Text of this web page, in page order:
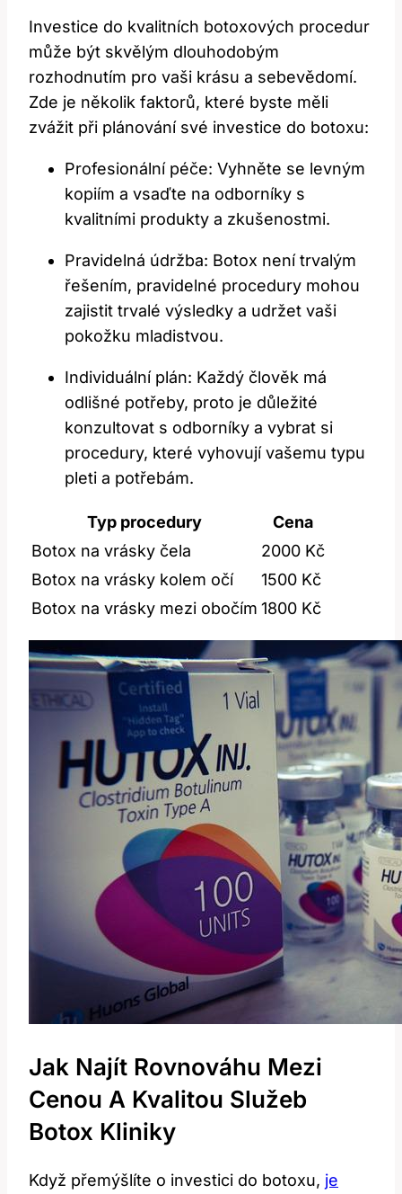
Investice do kvalitních botoxových procedur
může být skvělým dlouhodobým
rozhodnutím pro vaši krásu a sebevědomí.
Zde je několik faktorů, které byste měli
zvážit při plánování své investice do botoxu:
Profesionální péče: Vyhněte se levným
kopiím a vsaďte na odborníky s
kvalitními produkty a zkušenostmi.
Pravidelná údržba: Botox není trvalým
řešením, pravidelné procedury mohou
zajistit trvalé výsledky a udržet vaši
pokožku mladistvou.
Individuální plán: Každý člověk má
odlišné potřeby, proto je důležité
konzultovat s odborníky a vybrat si
procedury, které vyhovují vašemu typu
pleti a potřebám.
Typ procedury
Cena
Botox na vrásky čela
2000 Kč
Botox na vrásky kolem očí
1500 Kč
Botox na vrásky mezi obočím 1800 Kč
Jak Najít Rovnováhu Mezi
Cenou A Kvalitou Služeb
Botox Kliniky
Když přemýšlíte o investici do botoxu, je